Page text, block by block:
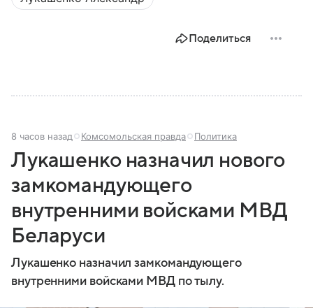
Поделиться
8 часов назад Комсомольская правда Политика
Лукашенко назначил нового
замкомандующего
внутренними войсками МВД
Беларуси
Лукашенко назначил замкомандующего
внутренними войсками МВД по тылу.